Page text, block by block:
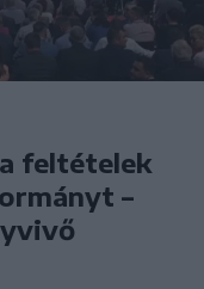
feltételek
–